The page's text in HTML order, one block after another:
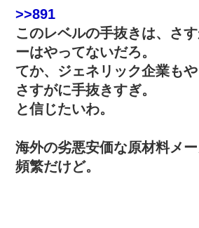
>>891
このレベルの手抜きは、さ
ーはやってないだろ。
てか、ジェネリック企業もや
さすがに手抜きすぎ。
と信じたいわ。
海外の劣悪安価な原材料メ
頻繁だけど。